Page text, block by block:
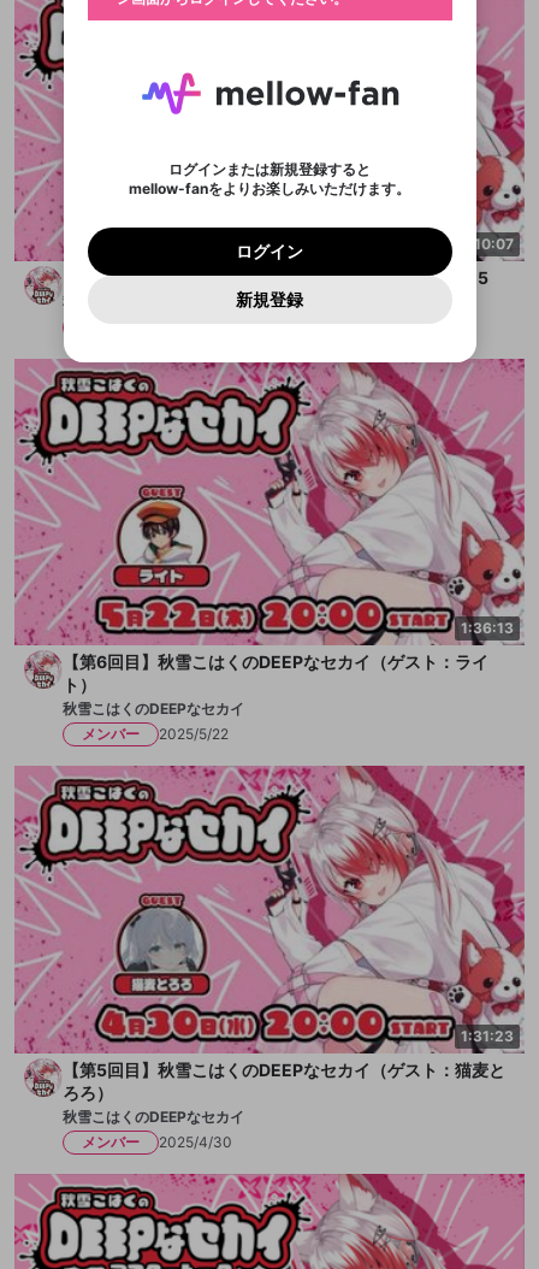
10:07
【限定アフタートーク】秋雪こはくのDEEPなセカイ＃5
秋雪こはくのDEEPなセカイ
メンバー
2025/7/26
1:36:13
【第6回目】秋雪こはくのDEEPなセカイ（ゲスト：ライ
ト）
秋雪こはくのDEEPなセカイ
メンバー
2025/5/22
1:31:23
【第5回目】秋雪こはくのDEEPなセカイ（ゲスト：猫麦と
ろろ）
秋雪こはくのDEEPなセカイ
メンバー
2025/4/30
ブレイクタイム広告
ライブ配信中に休憩するときに、最大1分間の広告
を表示することができます。
ユーザーの視聴環境によっては広告を表示すること
ができない場合があります。
詳しくはこちら
アプリで快適に視聴しよう！
ば、通知をもれなく受け取れます！
インストール アプリで開く
メールアドレスで新規登録
または
Google
Yahoo! JAPAN
Appleでサインアップ
mellow-fanの 利用規約・プライバシーポリシー・ 外部
サービスとのID連携に関する同意事項 に同意頂いた上
で、次にお進みください
次にお進みください。
アカウント作成
mellow-fanからのお得な情報をメールで受
け取る
メールアドレスでログイン
または
Google
Yahoo! JAPAN
Appleでサインイン
mellow-fanの 利用規約・プライバシーポリシー・ 外部
サービスとのID連携に関する同意事項 に同意頂いた上
で、次にお進みください
ログイン
ログイン
パスワードを忘れた方はこちら
アカウントをお持ちですか？アカウントを作成する
ログインまたは新規登録すると
mellow-fanをよりお楽しみいただけます。
ログイン
新規登録
登録したメールアドレスを入力し、送信してくださ
再設定する
入力していただいたメールアドレ
スに、パスワード再設定用URLを
のでご確認ください
OK
お住まいの地域
ご登録いただいた情報はサービスの向上を目的
として使用いたします。
一部サービスをご利用いただくには、生年月の
登録が必要です。
登録
あとで登録
メイン及びcs.openrec.co.jpドメイン）が受信拒否設
定に含まれていないかご確認ください。
入力
セッションの有効期限が切れたた
プレミアム会員に入会
問題を選択してください
わいせつな表現
著作権の侵害
なりすまし行為
出会いを誘導する行為
ねずみ講やマルチ商法
誤解を招く配信設定
ゲームの録画禁止区域の配信
改造版・海賊版ソフトの配信
政治的・宗教的・人種的な内容
その他の問題
0
報告された問題については、利用規約に違反しているか
どうかをスタッフが確認します。
用することは、利用規約違反になります。
送信
閉じる
Discordアカウントをお持ちでない方
Discordアカウントを作成
Discordは第三者が提供するコミュニティーサービスで、
mellow-fanとは関わりがありません。Discordに関してのお
問い合わせにはお答えすることができません。Discordの仕
様変更により、限定コミュニティ特典の提供が終了する可能
します。
外部サービスとのID連携に関する同意事項
Discordとは？ Discordに参加する